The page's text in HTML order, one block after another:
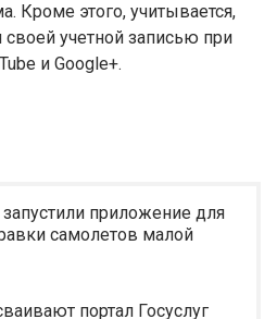
Кроме этого, учитывается,
своей учетной записью при
и Google+.
приложение для
самолетов малой
портал Госуслуг